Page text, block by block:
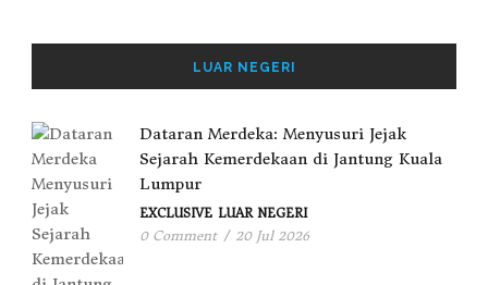
LUAR NEGERI
Dataran Merdeka: Menyusuri Jejak
Sejarah Kemerdekaan di Jantung Kuala
Lumpur
EXCLUSIVE LUAR NEGERI
0 Comment / 20 Jul 2026